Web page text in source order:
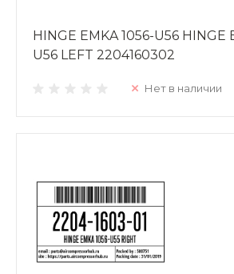
HINGE EMKA 1056-U56 HINGE
U56 LEFT 2204160302
Нет в наличии